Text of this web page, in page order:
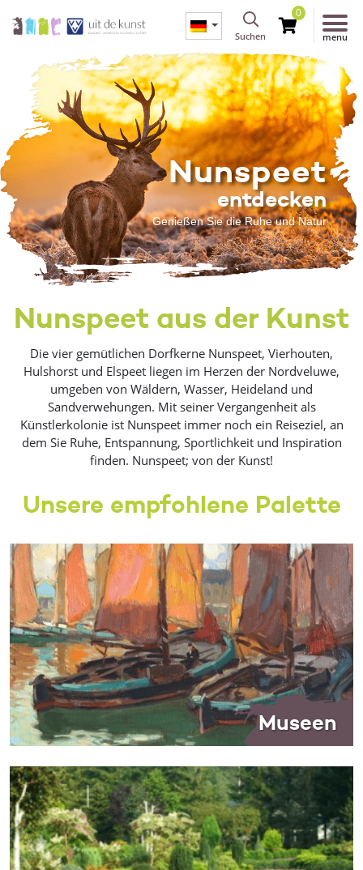
Suchen
0
menu
Nunspeet
entdecken
Genießen Sie die Ruhe und Natur
Nunspeet aus der Kunst
Die vier gemütlichen Dorfkerne Nunspeet, Vierhouten,
Hulshorst und Elspeet liegen im Herzen der Nordveluwe,
umgeben von Wäldern, Wasser, Heideland und
Sandverwehungen. Mit seiner Vergangenheit als
Künstlerkolonie ist Nunspeet immer noch ein Reiseziel, an
dem Sie Ruhe, Entspannung, Sportlichkeit und Inspiration
finden. Nunspeet; von der Kunst!
Unsere empfohlene Palette
Museen